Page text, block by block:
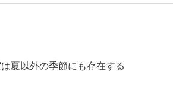
夏以外の季節にも存在する